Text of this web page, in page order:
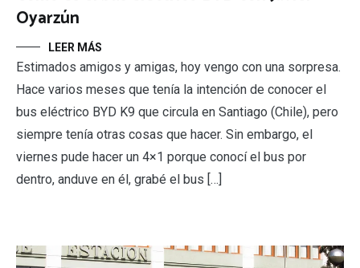
Oyarzún
LEER MÁS
Estimados amigos y amigas, hoy vengo con una sorpresa.
Hace varios meses que tenía la intención de conocer el
bus eléctrico BYD K9 que circula en Santiago (Chile), pero
siempre tenía otras cosas que hacer. Sin embargo, el
viernes pude hacer un 4×1 porque conocí el bus por
dentro, anduve en él, grabé el bus […]